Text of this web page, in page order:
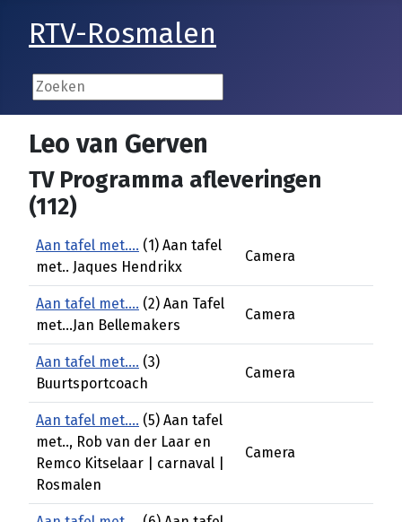
RTV-Rosmalen
Leo van Gerven
TV Programma afleveringen
(112)
Aan tafel met.... (1) Aan tafel
met.. Jaques Hendrikx
Camera
Aan tafel met.... (2) Aan Tafel
met...Jan Bellemakers
Camera
Aan tafel met.... (3)
Buurtsportcoach
Camera
Aan tafel met.... (5) Aan tafel
met.., Rob van der Laar en
Remco Kitselaar | carnaval |
Rosmalen
Camera